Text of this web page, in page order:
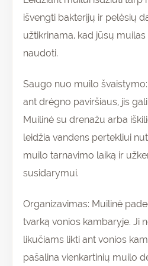
išvengti bakterijų ir pelėsių
užtikrinama, kad jūsų
naudoti.
Saugo nuo muilo
ant drėgno paviršiaus, jis
Muilinė su drenažu arba
leidžia vandens pertekliui
muilo tarnavimo laiką ir
susidarymui.
Organizavimas: Muilinė
tvarką vonios kambaryje. Ji
likučiams likti ant vonios
pašalina vienkartinių muilo